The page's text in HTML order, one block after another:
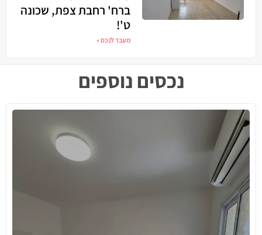
ברח' רחבת צפת, שכונה
ט'!
מעבר לנכס »
נכסים נוספים